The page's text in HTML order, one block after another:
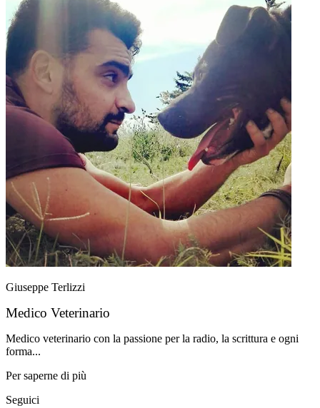
Giuseppe Terlizzi
Medico Veterinario
Medico veterinario con la passione per la radio, la scrittura e ogni
forma...
Per saperne di più
Seguici